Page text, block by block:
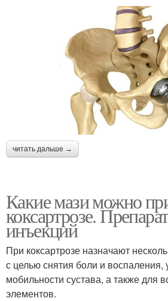
читать дальше →
Какие мази можно
коксартрозе.
инъекций
При коксартрозе назначают
с целью снятия боли и воспаления,
мобильности сустава, а также для
элементов.